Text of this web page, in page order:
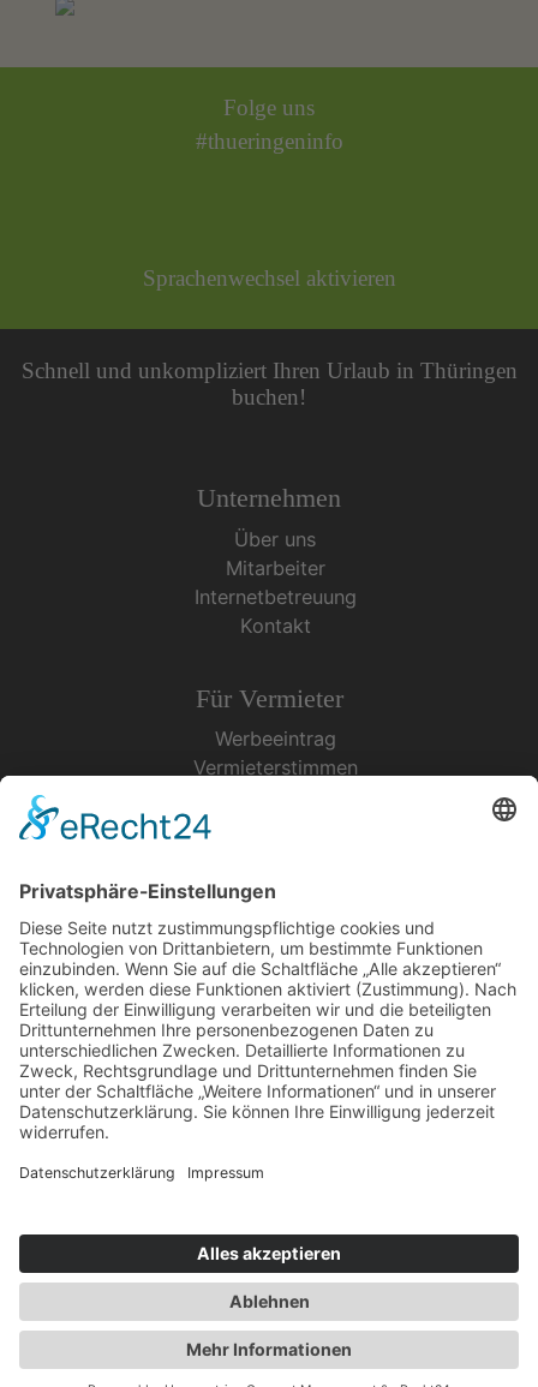
Folge uns
#thueringeninfo
Sprachenwechsel aktivieren
Schnell und unkompliziert Ihren Urlaub in Thüringen
buchen!
Unternehmen
Über uns
Mitarbeiter
Internetbetreuung
Kontakt
Für Vermieter
Werbeeintrag
Vermieterstimmen
Urlaubsservice
Bücher, Karten & CD's
Ihre Anreise
Wetter
Links
Nutzungsbedingungen
Datenschutz
Reiseoasen.de
©2026 Internet-Service-Community|Cookie-Einstellungen